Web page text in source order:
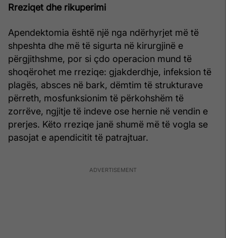
Rreziqet dhe rikuperimi
Apendektomia është një nga ndërhyrjet më të
shpeshta dhe më të sigurta në kirurgjinë e
përgjithshme, por si çdo operacion mund të
shoqërohet me rreziqe: gjakderdhje, infeksion të
plagës, absces në bark, dëmtim të strukturave
përreth, mosfunksionim të përkohshëm të
zorrëve, ngjitje të indeve ose hernie në vendin e
prerjes. Këto rreziqe janë shumë më të vogla se
pasojat e apendicitit të patrajtuar.